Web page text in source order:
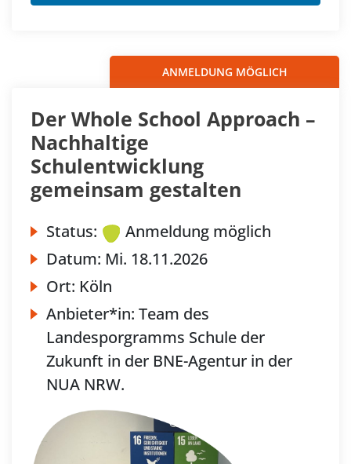
ANMELDUNG MÖGLICH
Der Whole School Approach –
Nachhaltige
Schulentwicklung
gemeinsam gestalten
Status:
Anmeldung möglich
Datum: Mi. 18.11.2026
Ort: Köln
Anbieter*in: Team des
Landesporgramms Schule der
Zukunft in der BNE-Agentur in der
NUA NRW.